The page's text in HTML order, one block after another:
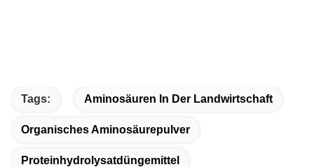
Tags: Aminosäuren In Der Landwirtschaft
Organisches Aminosäurepulver
Proteinhydrolysatdüngemittel